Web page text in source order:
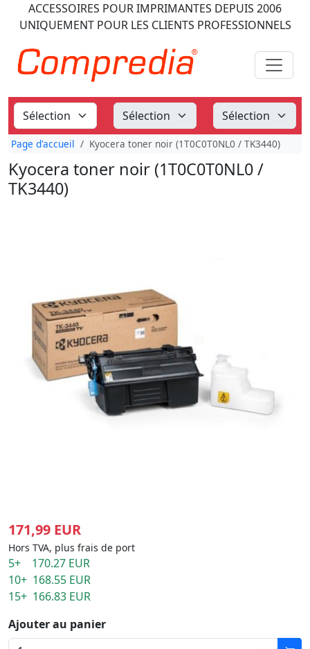
ACCESSOIRES POUR IMPRIMANTES DEPUIS 2006
UNIQUEMENT POUR LES CLIENTS PROFESSIONNELS
Page d'accueil Kyocera toner noir (1T0C0T0NL0 / TK3440)
Kyocera toner noir (1T0C0T0NL0 /
TK3440)
171,99 EUR
Hors TVA, plus frais de port
5+ 170.27 EUR
10+ 168.55 EUR
15+ 166.83 EUR
Ajouter au panier